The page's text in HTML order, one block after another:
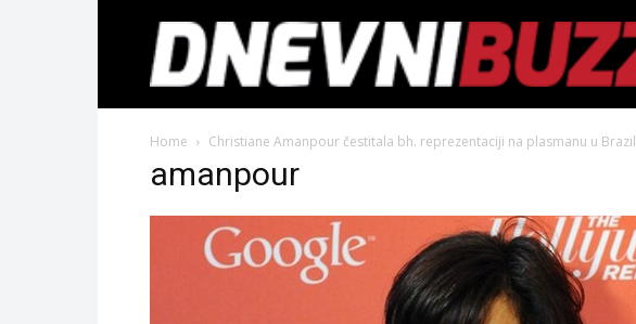
Home Christiane Amanpour čestitala bh. reprezentaciji na plasmanu u Brazil
amanpour